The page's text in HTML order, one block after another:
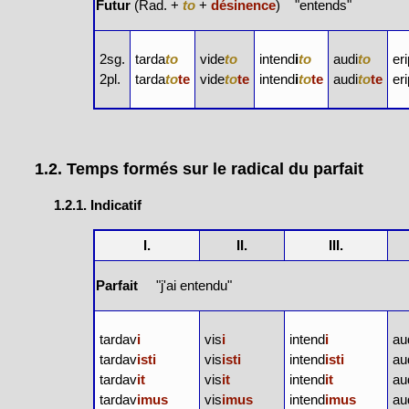
Futur (Rad. +to +désinence) "entends"
2sg.
2pl.
tardato
tardatote
videto
videtote
intendito
intenditote
audito
auditote
1.2. Temps formés sur le radical du parfait
1.2.1. Indicatif
I. II. III.
Parfait "j'ai entendu"
tardavi
tardavisti
tardavit
tardavimus
visi
visisti
visit
visimus
intendi
intendisti
intendit
intendimus